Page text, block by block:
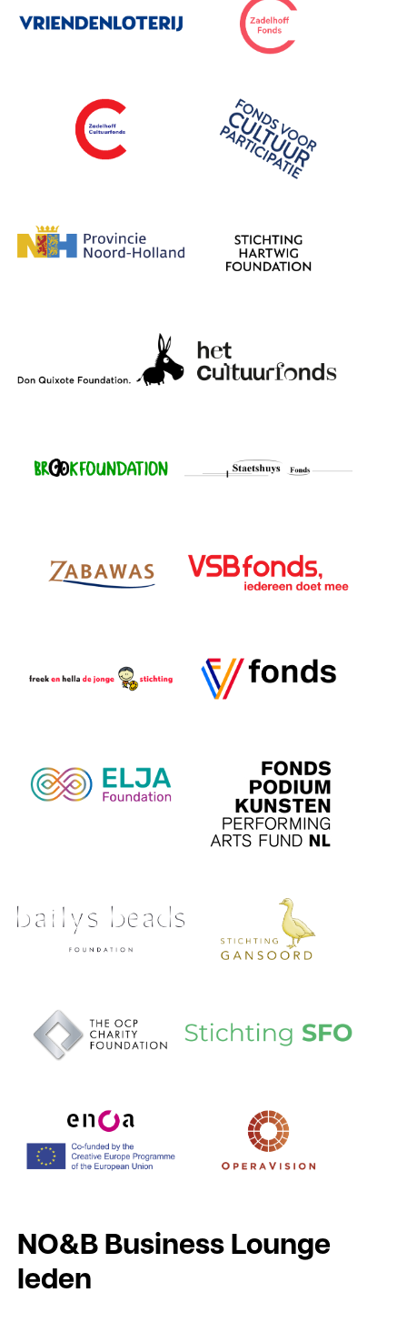
NO&B Business Lounge
leden